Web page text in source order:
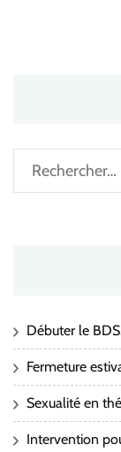
Rechercher :
Débuter le
Fermeture
Sexualité en
Intervention